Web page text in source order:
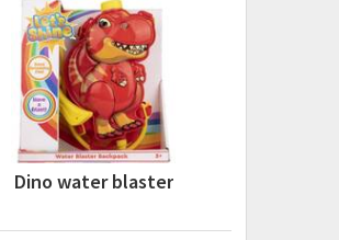
Dino water blaster